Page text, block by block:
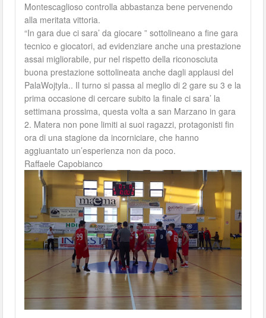
Montescaglioso controlla abbastanza bene pervenendo
alla meritata vittoria.
“In gara due ci sara’ da giocare ” sottolineano a fine gara
tecnico e giocatori, ad evidenziare anche una prestazione
assai migliorabile, pur nel rispetto della riconosciuta
buona prestazione sottolineata anche dagli applausi del
PalaWojtyla.. Il turno si passa al meglio di 2 gare su 3 e la
prima occasione di cercare subito la finale ci sara’ la
settimana prossima, questa volta a san Marzano in gara
2. Matera non pone limiti ai suoi ragazzi, protagonisti fin
ora di una stagione da incorniciare, che hanno
aggiuantato un’esperienza non da poco.
Raffaele Capobianco